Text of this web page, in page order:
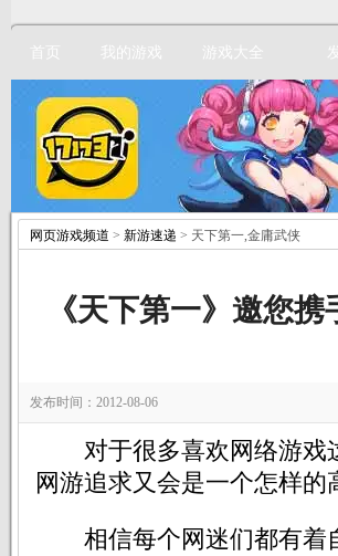
首页 我的游戏 游戏大全
网页游戏频道 > 新游速递 > 天下第一,金庸武侠
《天下第一》邀您
发布时间：2012-08-06
对于很多喜欢网络游戏
网游追求又会是一个怎样的
相信每个网迷们都有着
立